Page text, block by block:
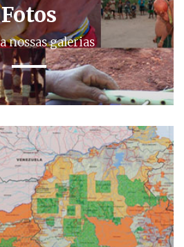
Fotos
nossas galerias